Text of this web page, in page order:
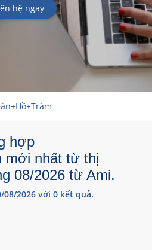
hệ ngay
hợp
mới nhất từ thị
08/2026 từ Ami.
2026 với 0 kết quả.